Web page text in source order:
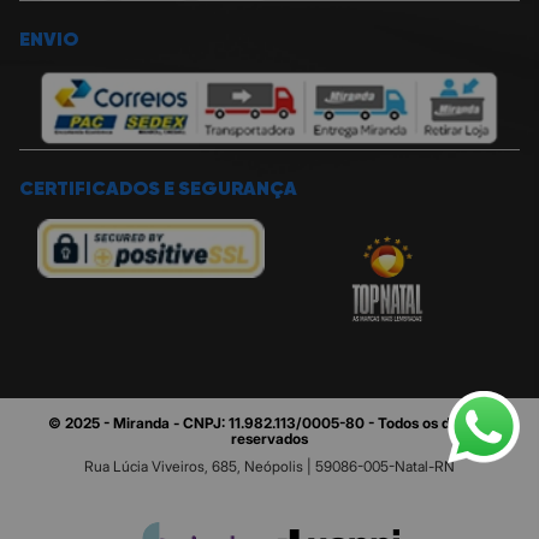
ENVIO
CERTIFICADOS E SEGURANÇA
© 2025 - Miranda - CNPJ: 11.982.113/0005-80 - Todos os direitos
reservados
Rua Lúcia Viveiros, 685, Neópolis | 59086-005-Natal-RN